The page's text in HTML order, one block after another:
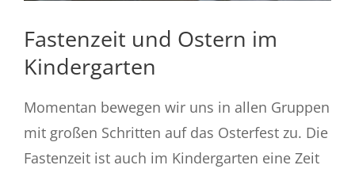
Fastenzeit und Ostern im
Kindergarten
Momentan bewegen wir uns in allen Gruppen
mit großen Schritten auf das Osterfest zu. Die
Fastenzeit ist auch im Kindergarten eine Zeit